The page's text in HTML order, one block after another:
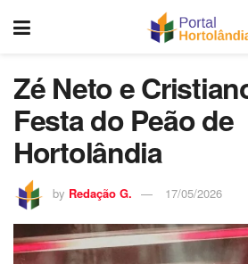
Zé Neto e
Festa do Peão de
Hortolândia
by Redação G. 17/05/2026